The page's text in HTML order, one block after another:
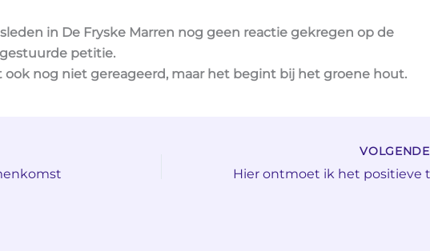
in De Fryske Marren nog geen reactie gekregen op de
petitie.
ook nog niet gereageerd, maar het begint bij het groene hout.
VOLGENDE